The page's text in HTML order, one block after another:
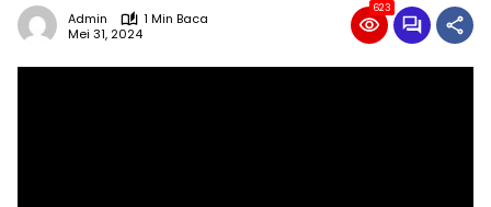
Admin
1 Min Baca
Mei 31, 2024
623